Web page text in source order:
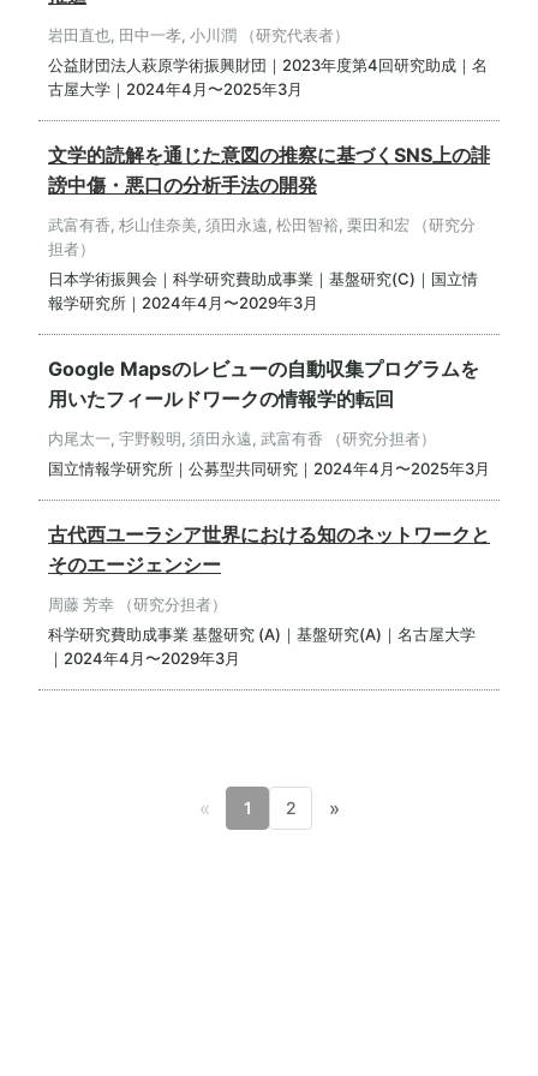
岩田直也, 田中一孝, 小川潤 （研究代表者）
公益財団法人萩原学術振興財団｜2023年度第4回研究助成｜名
古屋大学｜2024年4月〜2025年3月
文学的読解を通じた意図の推察に基づくSNS上の誹
謗中傷・悪口の分析手法の開発
武富有香, 杉山佳奈美, 須田永遠, 松田智裕, 栗田和宏 （研究分
担者）
日本学術振興会｜科学研究費助成事業｜基盤研究(C)｜国立情
報学研究所｜2024年4月〜2029年3月
Google Mapsのレビューの自動収集プログラムを
用いたフィールドワークの情報学的転回
内尾太一, 宇野毅明, 須田永遠, 武富有香 （研究分担者）
国立情報学研究所｜公募型共同研究｜2024年4月〜2025年3月
古代西ユーラシア世界における知のネットワークと
そのエージェンシー
周藤 芳幸 （研究分担者）
科学研究費助成事業 基盤研究 (A)｜基盤研究(A)｜名古屋大学
｜2024年4月〜2029年3月
« 1 2 »